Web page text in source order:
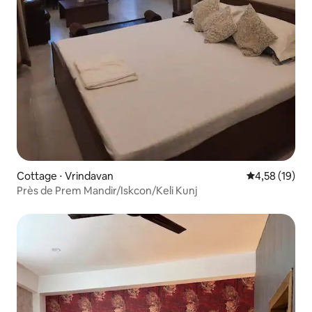
Cottage ⋅ Vrindavan Évaluation
4,58 (19)
Près de Prem Mandir/Iskcon/Keli Kunj